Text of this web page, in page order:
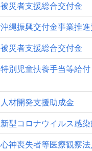
被災者支援総合交付金
沖縄振興交付金事業推
被災者支援総合交付金
特別児童扶養手当等給付
人材開発支援助成金
新型コロナウイルス感
心神喪失者等医療観察